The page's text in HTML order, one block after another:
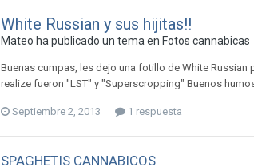
White Russian y sus hijitas!!
Mateo ha publicado un tema en Fotos cannabicas
Buenas cumpas, les dejo una fotillo de White
realize fueron "LST" y "Superscropping" Buenos
Septiembre 2, 2013 1 respuesta
SPAGHETIS CANNABICOS